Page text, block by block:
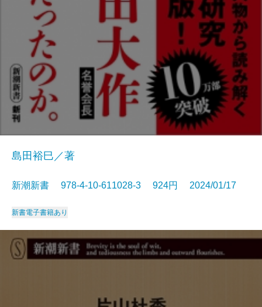
島田裕巳／著
新潮新書 978-4-10-611028-3 924円 2024/01/17
新書電子書籍あり